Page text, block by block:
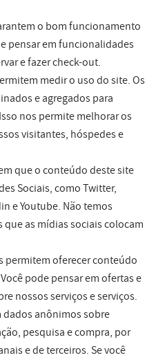
o bom funcionamento
pensar em funcionalidades
e fazer check-out.
medir o uso do site. Os
e agregados para
nos permite melhorar os
visitantes, hóspedes e
que o conteúdo deste site
Sociais, como Twitter,
e Youtube. Não temos
as mídias sociais colocam
permitem oferecer conteúdo
pode pensar em ofertas e
nossos serviços e serviços.
dados anônimos sobre
pesquisa e compra, por
e de terceiros. Se você